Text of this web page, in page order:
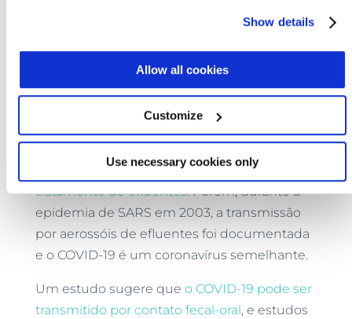
Show details
Allow all cookies
Customize
Use necessary cookies only
o vírus através da água potável da Califórnia,
crença que levou ao acúmulo desnecessário
de água engarrafada.
COVID-19 em Plantas de
Tratamento de Efluentes
riscos do COVID-19 em plantas de
tratamento de efluentes. Porém, durante a
epidemia de SARS em 2003, a transmissão
por aerossóis de efluentes foi documentada
e o COVID-19 é um coronavírus semelhante.
Um estudo sugere que o COVID-19 pode ser
transmitido por contato fecal-oral , e estudos